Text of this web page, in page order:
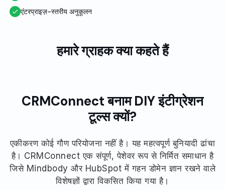
एंटरप्राइज़-स्तरीय अनुकूलन
हमारे ग्राहक क्या कहते हैं
CRMConnect बनाम DIY इंटीग्रेशन
टूल्स क्यों?
एकीकरण कोई गौण परियोजना नहीं है। यह महत्वपूर्ण बुनियादी ढांचा
है। CRMConnect एक संपूर्ण, पेशेवर रूप से निर्मित समाधान है
जिसे Mindbody और HubSpot में गहन डोमेन ज्ञान रखने वाले
विशेषज्ञों द्वारा विकसित किया गया है।